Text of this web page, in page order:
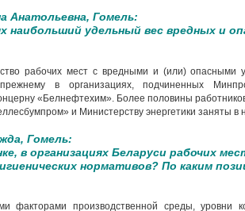
Анатольевна, Гомель:
наибольший удельный вес вредных и
рабочих мест с вредными и (или) опасными
в организациях, подчиненных
«Белнефтехим». Более половины
и Министерству энергетики заняты в
Гомель:
в организациях Беларуси рабочих
нормативов? По каким
факторами производственной среды, уровни